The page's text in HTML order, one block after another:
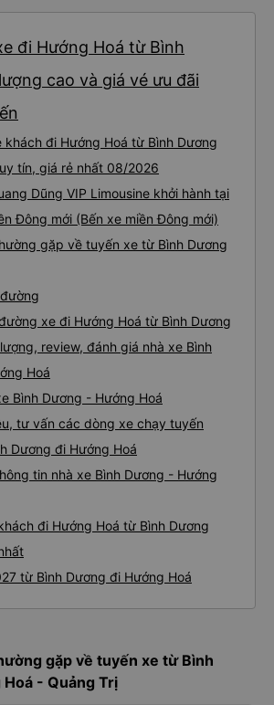
đi Hướng Hoá từ Bình
cao và giá vé ưu đãi
khách đi Hướng Hoá từ Bình Dương
tín, giá rẻ nhất 08/2026
Dũng VIP Limousine khởi hành tại
Đông mới (Bến xe miền Đông mới)
gặp về tuyến xe từ Bình Dương
xe đi Hướng Hoá từ Bình Dương
review, đánh giá nhà xe Bình
Hoá
Bình Dương - Hướng Hoá
tư vấn các dòng xe chạy tuyến
Dương đi Hướng Hoá
tin nhà xe Bình Dương - Hướng
đi Hướng Hoá từ Bình Dương
từ Bình Dương đi Hướng Hoá
gặp về tuyến xe từ Bình
- Quảng Trị